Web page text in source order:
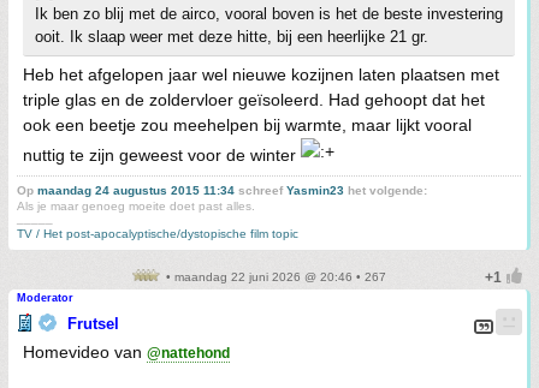
Ik ben zo blij met de airco, vooral boven is het de beste investering
ooit. Ik slaap weer met deze hitte, bij een heerlijke 21 gr.
Heb het afgelopen jaar wel nieuwe kozijnen laten plaatsen met
triple glas en de zoldervloer geïsoleerd. Had gehoopt dat het
ook een beetje zou meehelpen bij warmte, maar lijkt vooral
nuttig te zijn geweest voor de winter
Op maandag 24 augustus 2015 11:34 schreefYasmin23 het volgende:
Als je maar genoeg moeite doet past alles.
TV / Het post-apocalyptische/dystopische film topic
• maandag 22 juni 2026 @ 20:46 • 267
Moderator
Frutsel
Homevideo van @nattehond